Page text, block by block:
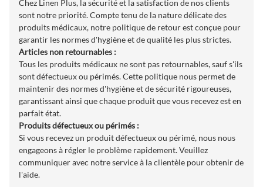
Chez Linen Plus, la sécurité et la satisfaction de nos clients
sont notre priorité. Compte tenu de la nature délicate des
produits médicaux, notre politique de retour est conçue pour
garantir les normes d'hygiène et de qualité les plus strictes.
Articles non retournables :
Tous les produits médicaux ne sont pas retournables, sauf s'ils
sont défectueux ou périmés. Cette politique nous permet de
maintenir des normes d'hygiène et de sécurité rigoureuses,
garantissant ainsi que chaque produit que vous recevez est en
parfait état.
Produits défectueux ou périmés :
Si vous recevez un produit défectueux ou périmé, nous nous
engageons à régler le problème rapidement. Veuillez
communiquer avec notre service à la clientèle pour obtenir de
l'aide.